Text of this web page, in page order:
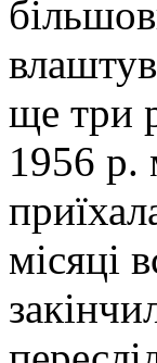
ще три
1956 р.
місяці